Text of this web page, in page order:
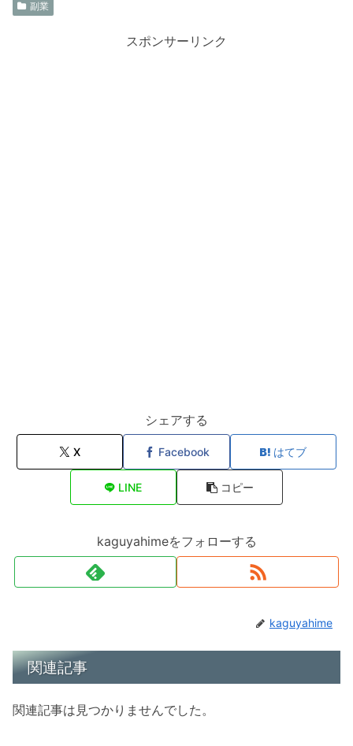
副業
スポンサーリンク
シェアする
X Facebook はてブ
LINE コピー
kaguyahimeをフォローする
kaguyahime
関連記事
関連記事は見つかりませんでした。